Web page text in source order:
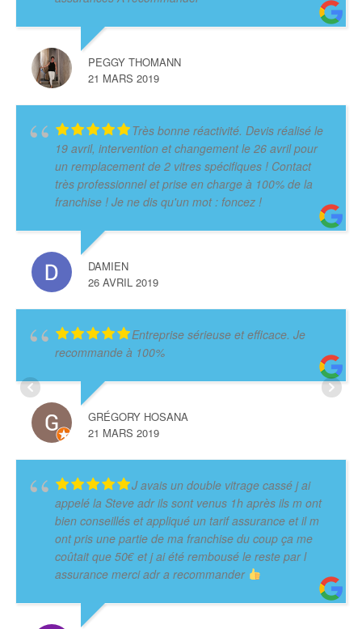
PEGGY THOMANN
21 MARS 2019
Très bonne réactivité. Devis réalisé le
19 avril, intervention et changement le 26 avril pour
un remplacement de 2 vitres spécifiques ! Contact
très professionnel et prise en charge à 100% de la
franchise ! Je ne dis qu'un mot : foncez !
DAMIEN
26 AVRIL 2019
Entreprise sérieuse et efficace. Je
recommande à 100%
GRÉGORY HOSANA
21 MARS 2019
J avais un double vitrage cassé j ai
appelé la Steve adr ils sont venus 1h après ils m ont
bien conseillés et appliqué un tarif assurance et il m
ont pris une partie de ma franchise du coup ça me
coûtait que 50€ et j ai été rembousé le reste par l
assurance merci adr a recommander